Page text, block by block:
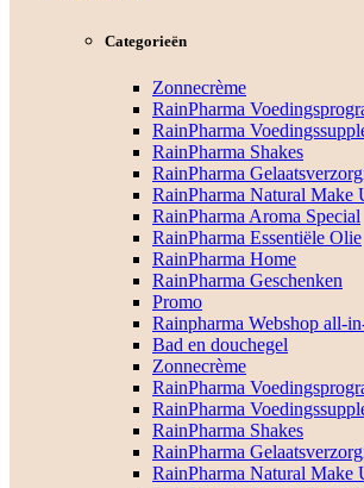
Categorieën
Zonnecrème
RainPharma
RainPharma
RainPharma Shakes
RainPharma
RainPharma Natural Make
RainPharma Aroma Special
RainPharma Essentiële Olie
RainPharma Home
RainPharma Geschenken
Promo
Rainpharma Webshop all-
Bad en douchegel
Zonnecrème
RainPharma
RainPharma
RainPharma Shakes
RainPharma
RainPharma Natural Make